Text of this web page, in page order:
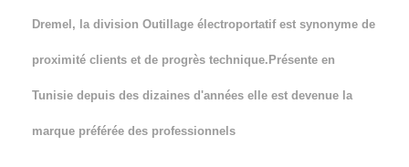
Dremel, la division Outillage électroportatif est synonyme de
proximité clients et de progrès technique.Présente en
Tunisie depuis des dizaines d'années elle est devenue la
marque préférée des professionnels